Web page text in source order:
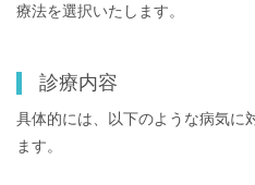
療法を選択いたします。
診療内容
具体的には、以下のような病気に
ます。